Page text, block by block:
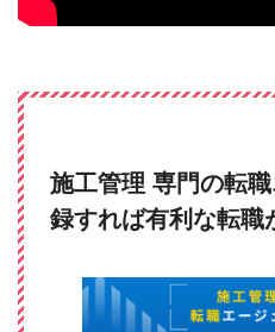
施工管理 専門の転
録すれば有利な転職